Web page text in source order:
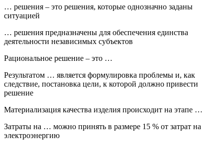
… решения – это решения, которые однозначно заданы
ситуацией
… решения предназначены для обеспечения единства
деятельности независимых субъектов
Рациональное решение – это …
Результатом … является формулировка проблемы и, как
следствие, постановка цели, к которой должно привести
решение
Материализация качества изделия происходит на этапе …
Затраты на … можно принять в размере 15 % от затрат на
электроэнергию